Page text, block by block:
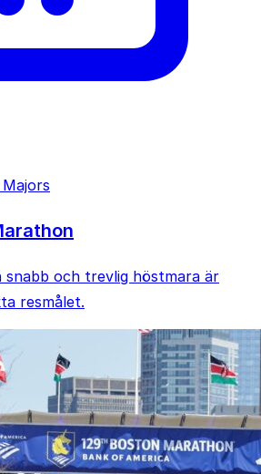
snabb och trevlig höstmara är
resmålet.